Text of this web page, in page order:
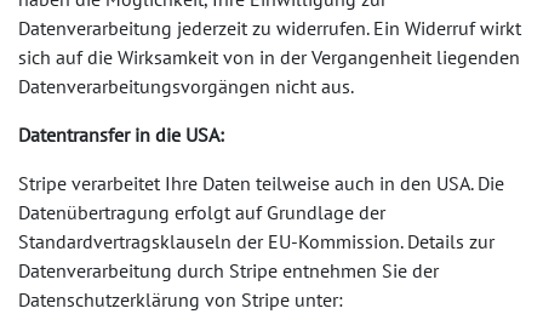
Datenverarbeitung jederzeit zu widerrufen. Ein Widerruf wirkt
sich auf die Wirksamkeit von in der Vergangenheit liegenden
Datenverarbeitungsvorgängen nicht aus.
Datentransfer in die USA:
Stripe verarbeitet Ihre Daten teilweise auch in den USA. Die
Datenübertragung erfolgt auf Grundlage der
Standardvertragsklauseln der EU-Kommission. Details zur
Datenverarbeitung durch Stripe entnehmen Sie der
Datenschutzerklärung von Stripe unter: